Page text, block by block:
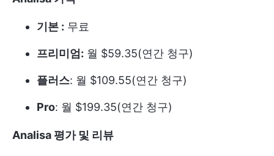
기본 : 무료
프리미엄: 월 $59.35(연간 청구)
플러스: 월 $109.55(연간 청구)
Pro: 월 $199.35(연간 청구)
Analisa 평가 및 리뷰